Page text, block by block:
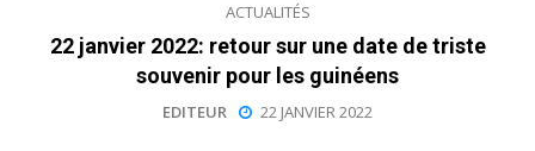
ACTUALITÉS
22 janvier 2022: retour sur une date de triste
souvenir pour les guinéens
EDITEUR 22 JANVIER 2022